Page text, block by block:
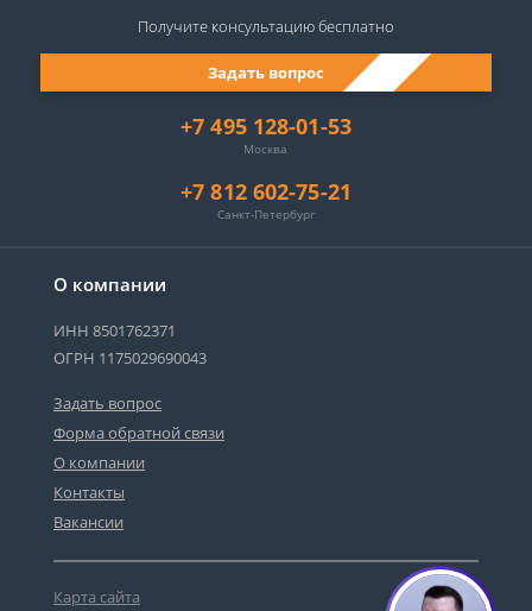
О компании
ИНН 8501762371
ОГРН 1175029690043
Задать вопрос
Форма обратной связи
О компании
Контакты
Вакансии
Карта сайта
+7 495 128-01-53
Москва
+7 812 602-75-21
Санкт-Петербург
Задать вопрос
Получите консультациюбесплатно